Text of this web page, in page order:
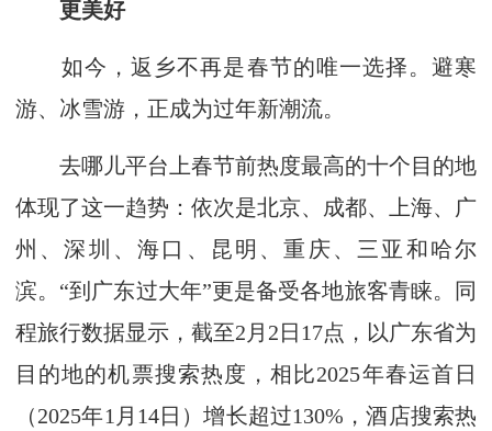
更美好
如今，返乡不再是春节的唯一选择。避寒
游、冰雪游，正成为过年新潮流。
去哪儿平台上春节前热度最高的十个目的地
体现了这一趋势：依次是北京、成都、上海、广
州、深圳、海口、昆明、重庆、三亚和哈尔
滨。“到广东过大年”更是备受各地旅客青睐。同
程旅行数据显示，截至2月2日17点，以广东省为
目的地的机票搜索热度，相比2025年春运首日
（2025年1月14日）增长超过130%，酒店搜索热